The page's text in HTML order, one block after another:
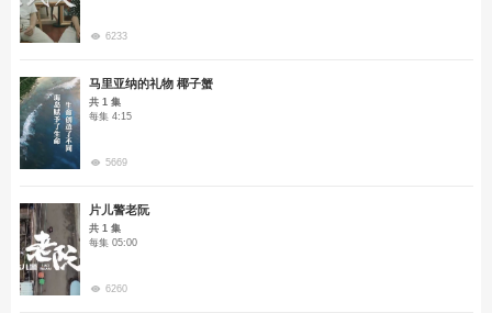
6233
马里亚纳的礼物 椰子蟹
共 1 集
每集 4:15
5669
片儿警老阮
共 1 集
每集 05:00
6260